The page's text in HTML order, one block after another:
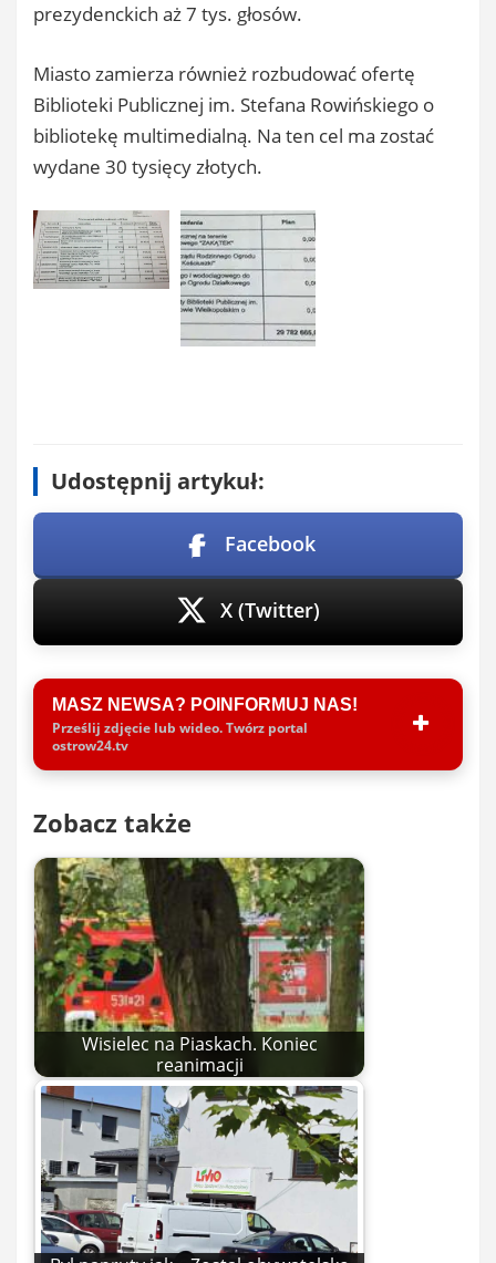
prezydenckich aż 7 tys. głosów.
Miasto zamierza również rozbudować ofertę
Biblioteki Publicznej im. Stefana Rowińskiego o
bibliotekę multimedialną. Na ten cel ma zostać
wydane 30 tysięcy złotych.
Udostępnij artykuł:
Facebook
X (Twitter)
MASZ NEWSA? POINFORMUJ NAS!
Prześlij zdjęcie lub wideo. Twórz portal
ostrow24.tv
Zobacz także
Wisielec na Piaskach. Koniec
reanimacji